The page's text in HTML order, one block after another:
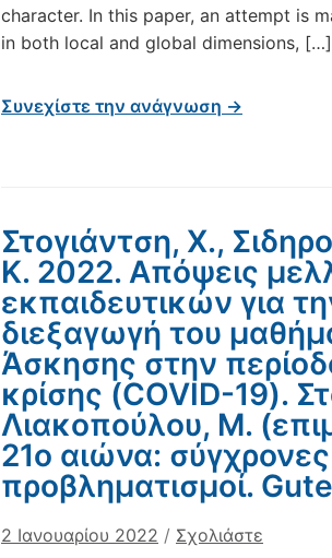
character. In this paper, an attempt is
in both local and global dimensions, […]
Συνεχίστε την ανάγνωση →
Στογιάντση, Χ.,
Κ. 2022. Απόψεις
εκπαιδευτικών για
διεξαγωγή του
Άσκησης στην
κρίσης (COVID-19).
Λιακοπούλου, Μ.
21ο αιώνα:
προβληματισμοί.
2 Ιανουαρίου 2022 / Σχολιάστε